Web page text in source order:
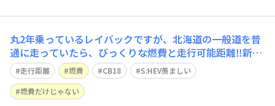
丸2年乗っているレイバックですが、北海道の一般道を普
通に走っていたら、びっくりな燃費と走行可能距離‼️新た
にS:HEVが出るとの事ですが負けてないかも⁉️
走行距離 燃費 CB18
S:HEV羨ましい
燃費だけじゃない